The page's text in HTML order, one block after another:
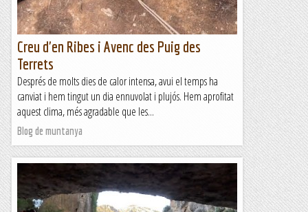
Creu d'en Ribes i Avenc des Puig des
Terrets
Després de molts dies de calor intensa, avui el temps ha
canviat i hem tingut un dia ennuvolat i plujós. Hem aprofitat
aquest clima, més agradable que les...
Blog de muntanya